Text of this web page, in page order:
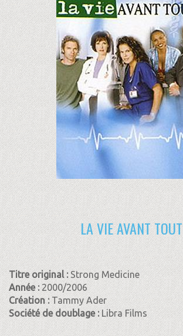
LA VIE AVANT TOUT
Titre original : Strong Medicine
Année :2000/2006
Création :Tammy Ader
Société de doublage :Libra Films